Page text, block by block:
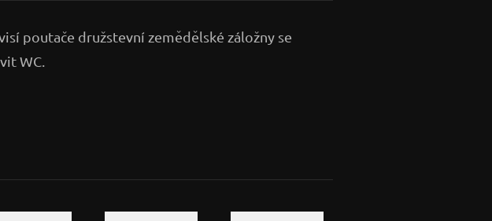
poutače družstevní zemědělské záložny se
WC.